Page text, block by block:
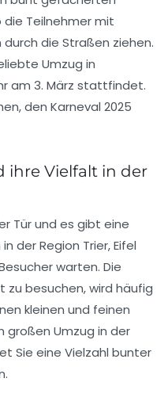
die Teilnehmer mit
die Straßen ziehen.
Umzug in
am 3. März stattfindet.
den Karneval 2025
ihre Vielfalt in der
Tür und es gibt eine
in der Region Trier, Eifel
warten. Die
zu besuchen, wird häufig
kleinen und feinen
großen Umzug in der
Sie eine Vielzahl bunter